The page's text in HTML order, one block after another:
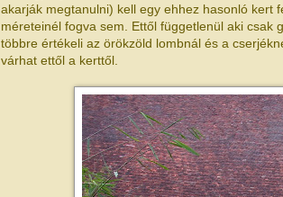
akarják megtanulni) kell egy ehhez hasonló kert
méreteinél fogva sem. Ettől függetlenül aki
többre értékeli az örökzöld lombnál és a
várhat ettől a kerttől.